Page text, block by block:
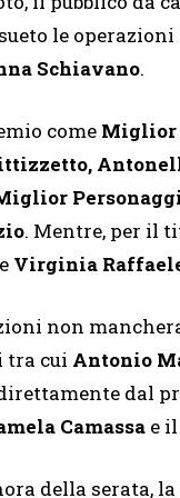
le
Schiavano.
come Miglior
. Mentre, per il
e Virginia
non
tra cui Antonio
dal
Camassa e
della serata,